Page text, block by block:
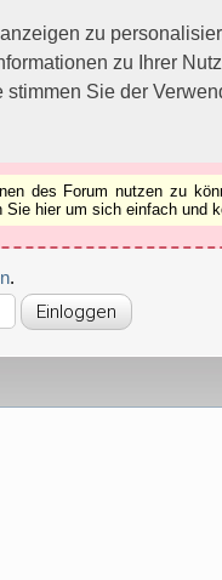
zu
zu Ihrer
Sie der
Forums nutzen zu können.
des Forum nutzen zu
hier um sich einfach und
.